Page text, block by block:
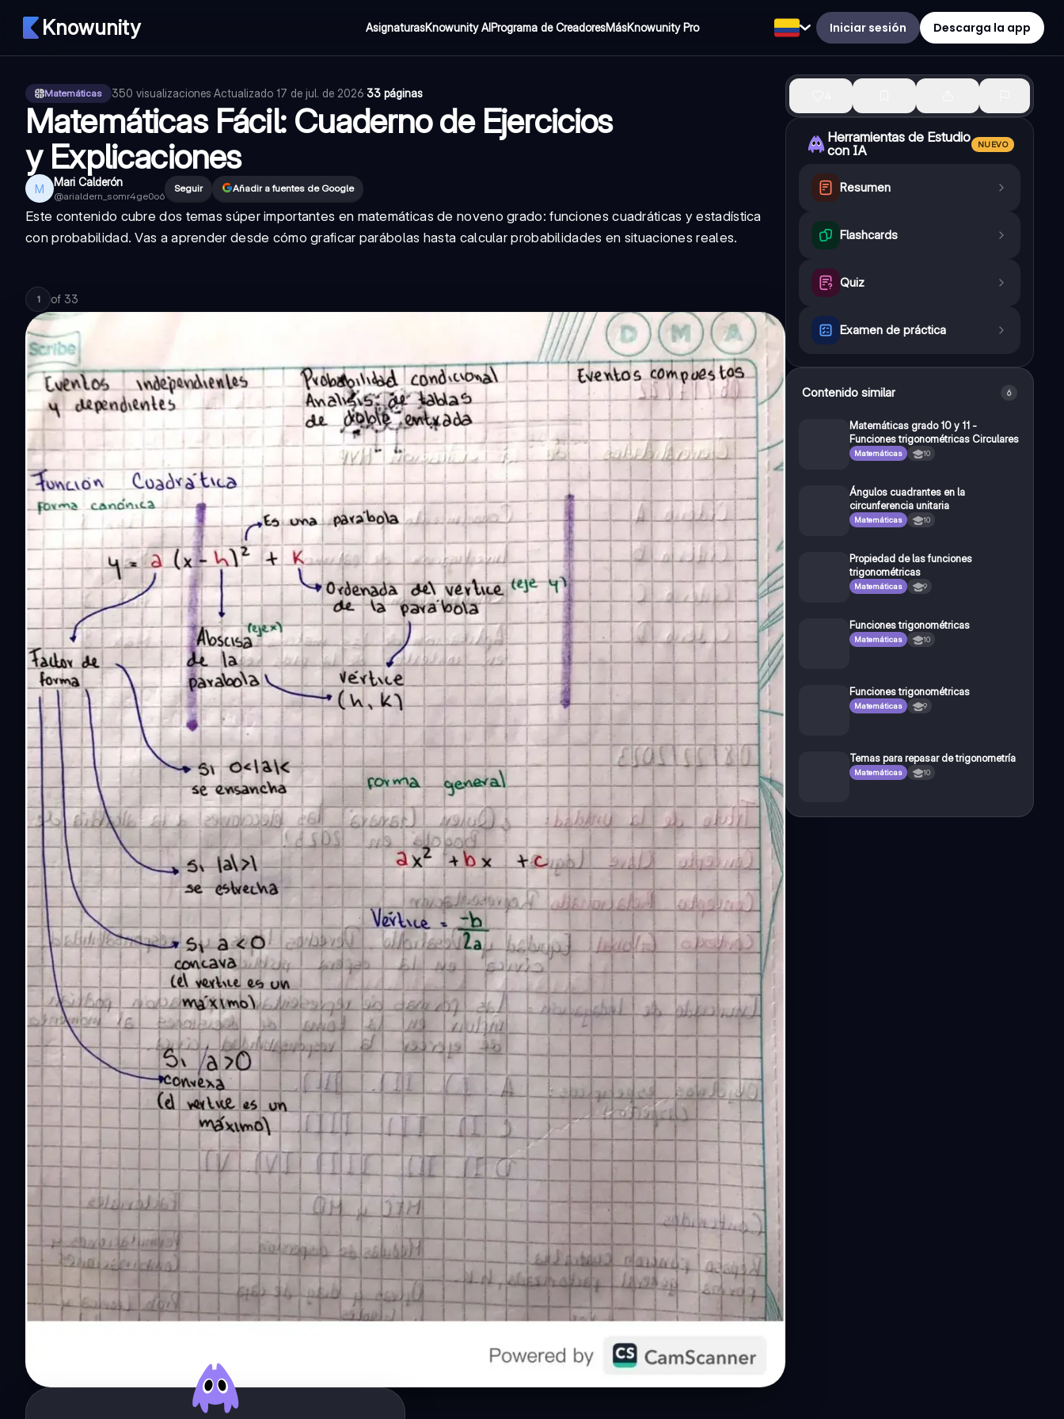
Knowunity AsignaturasKnowunity AIPrograma de CreadoresMásKnowunity Pro Iniciar sesión Descarga la app
Matemáticas 350 visualizaciones·Actualizado 17 de jul. de 2026·33 páginas
Matemáticas Fácil: Cuaderno de Ejercicios
y Explicaciones
M Mari Calderón
@arialdern_somr4ge0o6
Seguir Añadir a fuentes de Google
Este contenido cubre dos temas súper importantes en matemáticas de noveno grado: funciones cuadráticas y estadística
con probabilidad. Vas a aprender desde cómo graficar parábolas hasta calcular probabilidades en situaciones reales.
1 of 33
Herramientas de Estudio
con IA
NUEVO
Resumen
Flashcards
Quiz
Examen de práctica
Contenido similar 6
Matemáticas grado 10 y 11 -
Funciones trigonométricas Circulares
Matemáticas 10
Ángulos cuadrantes en la
circunferencia unitaria
Matemáticas 10
Propiedad de las funciones
trigonométricas
Matemáticas 9
Funciones trigonométricas
Matemáticas 10
Funciones trigonométricas
Matemáticas 9
Temas para repasar de trigonometría
Matemáticas 10